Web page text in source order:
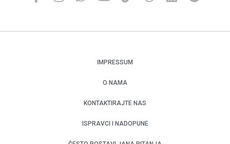
IMPRESSUM
O NAMA
KONTAKTIRAJTE NAS
ISPRAVCI I NADOPUNE